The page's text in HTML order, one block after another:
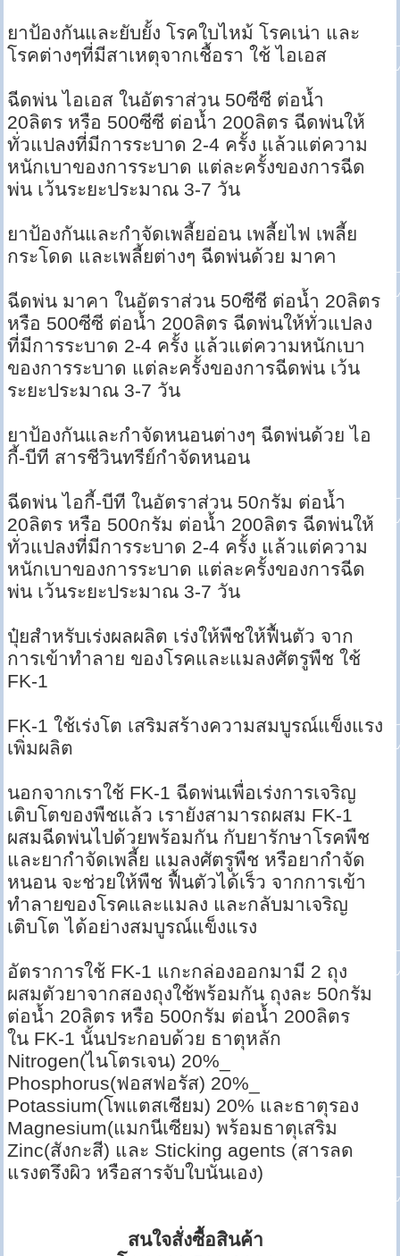
ยาป้องกันและยับยั้ง โรคใบไหม้ โรคเน่า และ
โรคต่างๆที่มีสาเหตุจากเชื้อรา ใช้ ไอเอส
ฉีดพ่น ไอเอส ในอัตราส่วน 50ซีซี ต่อน้ำ
20ลิตร หรือ 500ซีซี ต่อน้ำ 200ลิตร ฉีดพ่นให้
ทั่วแปลงที่มีการระบาด 2-4 ครั้ง แล้วแต่ความ
หนักเบาของการระบาด แต่ละครั้งของการฉีด
พ่น เว้นระยะประมาณ 3-7 วัน
ยาป้องกันและกำจัดเพลี้ยอ่อน เพลี้ยไฟ เพลี้ย
กระโดด และเพลี้ยต่างๆ ฉีดพ่นด้วย มาคา
ฉีดพ่น มาคา ในอัตราส่วน 50ซีซี ต่อน้ำ 20ลิตร
หรือ 500ซีซี ต่อน้ำ 200ลิตร ฉีดพ่นให้ทั่วแปลง
ที่มีการระบาด 2-4 ครั้ง แล้วแต่ความหนักเบา
ของการระบาด แต่ละครั้งของการฉีดพ่น เว้น
ระยะประมาณ 3-7 วัน
ยาป้องกันและกำจัดหนอนต่างๆ ฉีดพ่นด้วย ไอ
กี้-บีที สารชีวินทรีย์กำจัดหนอน
ฉีดพ่น ไอกี้-บีที ในอัตราส่วน 50กรัม ต่อน้ำ
20ลิตร หรือ 500กรัม ต่อน้ำ 200ลิตร ฉีดพ่นให้
ทั่วแปลงที่มีการระบาด 2-4 ครั้ง แล้วแต่ความ
หนักเบาของการระบาด แต่ละครั้งของการฉีด
พ่น เว้นระยะประมาณ 3-7 วัน
ปุ๋ยสำหรับเร่งผลผลิต เร่งให้พืชให้ฟื้นตัว จาก
การเข้าทำลาย ของโรคและแมลงศัตรูพืช ใช้
FK-1
FK-1 ใช้เร่งโต เสริมสร้างความสมบูรณ์แข็งแรง
เพิ่มผลิต
นอกจากเราใช้ FK-1 ฉีดพ่นเพื่อเร่งการเจริญ
เติบโตของพืชแล้ว เรายังสามารถผสม FK-1
ผสมฉีดพ่นไปด้วยพร้อมกัน กับยารักษาโรคพืช
และยากำจัดเพลี้ย แมลงศัตรูพืช หรือยากำจัด
หนอน จะช่วยให้พืช ฟื้นตัวได้เร็ว จากการเข้า
ทำลายของโรคและแมลง และกลับมาเจริญ
เติบโต ได้อย่างสมบูรณ์แข็งแรง
อัตราการใช้ FK-1 แกะกล่องออกมามี 2 ถุง
ผสมตัวยาจากสองถุงใช้พร้อมกัน ถุงละ 50กรัม
ต่อน้ำ 20ลิตร หรือ 500กรัม ต่อน้ำ 200ลิตร
ใน FK-1 นั้นประกอบด้วย ธาตุหลัก
Nitrogen(ไนโตรเจน) 20%_
Phosphorus(ฟอสฟอรัส) 20%_
Potassium(โพแตสเซียม) 20% และธาตุรอง
Magnesium(แมกนีเซียม) พร้อมธาตุเสริม
Zinc(สังกะสี) และ Sticking ‎agents (สารลด
แรงตรึงผิว หรือสารจับใบนั่นเอง)
สนใจสั่งซื้อสินค้า